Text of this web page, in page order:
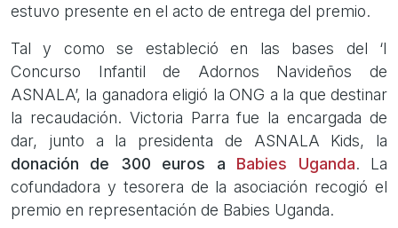
estuvo presente en el acto de entrega del premio.
Tal y como se estableció en las bases del ‘I
Concurso Infantil de Adornos Navideños de
ASNALA’, la ganadora eligió la ONG a la que destinar
la recaudación. Victoria Parra fue la encargada de
dar, junto a la presidenta de ASNALA Kids, la
donación de 300 euros a Babies Uganda. La
cofundadora y tesorera de la asociación recogió el
premio en representación de Babies Uganda.